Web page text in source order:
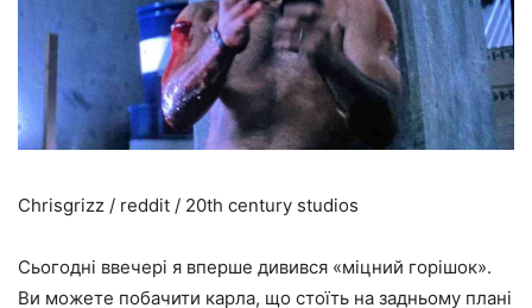
Chrisgrizz / reddit / 20th century studios
Сьогодні ввечері я вперше дивився «міцний горішок».
Ви можете побачити карла, що стоїть на задньому плані